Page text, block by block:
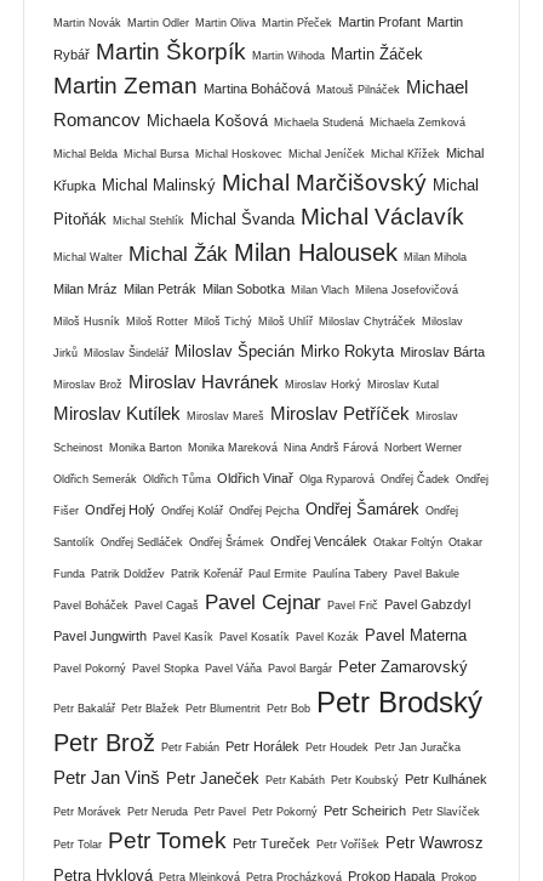
Martin Novák Martin Odler Martin Oliva Martin Přeček Martin Profant Martin
Rybář Martin Škorpík Martin Wihoda Martin Žáček
Martin Zeman Martina Boháčová Matouš Pilnáček
Michael
Romancov Michaela Košová Michaela Studená Michaela Zemková
Michal Belda Michal Bursa Michal Hoskovec Michal Jeníček Michal Křížek Michal
Křupka Michal Malinský Michal Marčišovský Michal
Pitoňák
Michal Stehlík Michal Švanda Michal Václavík
Michal Walter Michal Žák Milan Halousek Milan Mihola
Milan Mráz Milan Petrák Milan Sobotka Milan Vlach Milena Josefovičová
Miloš Husník Miloš Rotter Miloš Tichý Miloš Uhlíř Miloslav Chytráček Miloslav
Jirků Miloslav Šindelář Miloslav Špecián Mirko Rokyta Miroslav Bárta
Miroslav Brož Miroslav Havránek Miroslav Horký Miroslav Kutal
Miroslav Kutílek Miroslav Mareš Miroslav Petříček Miroslav
Scheinost Monika Barton Monika Mareková Nina Andrš Fárová Norbert Werner
Oldřich Semerák Oldřich Tůma Oldřich Vinař Olga Ryparová Ondřej Čadek Ondřej
Fišer Ondřej Holý Ondřej Kolář Ondřej Pejcha Ondřej Šamárek Ondřej
Santolík Ondřej Sedláček Ondřej Šrámek Ondřej Vencálek Otakar Foltýn Otakar
Funda Patrik Doldžev Patrik Kořenář Paul Ermite Paulína Tabery Pavel Bakule
Pavel Boháček Pavel Cagaš Pavel Cejnar Pavel Frič Pavel Gabzdyl
Pavel Jungwirth Pavel Kasík Pavel Kosatík Pavel Kozák Pavel Materna
Pavel Pokorný Pavel Stopka Pavel Váňa Pavol Bargár Peter Zamarovský
Petr Bakalář Petr Blažek Petr Blumentrit Petr Bob Petr Brodský
Petr Brož Petr Fabián Petr Horálek Petr Houdek Petr Jan Juračka
Petr Jan Vinš Petr Janeček Petr Kabáth Petr Koubský Petr Kulhánek
Petr Morávek Petr Neruda Petr Pavel Petr Pokorný Petr Scheirich Petr Slavíček
Petr Tolar Petr Tomek Petr Tureček Petr Voříšek
Petr Wawrosz
Petra Hyklová Petra Mlejnková Petra Procházková Prokop Hapala Prokop